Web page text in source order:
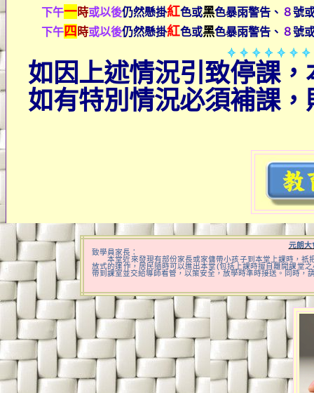
下午一時或以後仍然懸掛紅色或黑色暴雨警告、 ８號
下午四 時或以後仍然懸掛紅色或黑色暴雨警告、 ８號
如因上述情況引致停課
如有特別情況必須補課
元朗大
致學員家長：
本堂近來發現有部份家長或家傭帶小孩子到本堂上課時，祇
放式的運作，居民隨時可以進出本堂(包括上課時擅自離開課堂之
帶到課室並交給導師看管，以策安全，放學時準時接送。同時